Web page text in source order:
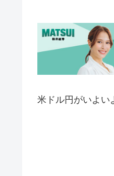
米ドル円がいよい